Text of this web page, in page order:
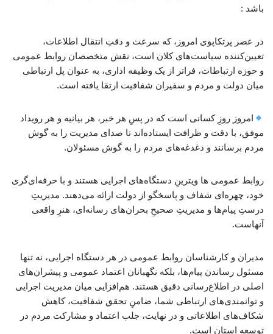
باشد :
در عصر پرتکاپوی امروز، که سرعت و دقتِ انتقال اطلاعات،
تعیین‌کننده سیاست‌های کلان است، نقش متخصصان روابط عمومی
و حوزه ارتباطات، فراتر از یک وظیفه اداری، به عنوان پل ارتباطی
میان دولت و مردم و سفیران شفافیت ارتقا یافته است.
امروز روزِ کسانی است که در پسِ هر خبر، هر بیانیه و هر رویداد
موفق، با دقت و ظرافت ایستاده‌اند تا صدای مدیریت را به گوش
مردم برسانند و دغدغه‌های مردم را به گوش مسئولان.
روابط عمومی ها ویترینِ دستگاه‌های اجرایی هستند و با حرفه‌ای‌گری
خود، چهره‌ای شفاف و پاسخگو از دولت ارائه می‌دهند. مدیریتِ
درستِ پیام‌ها و مدیریتِ صحیحِ بحران‌های رسانه‌ای، هنرِ واقعی
آنهاست.
مدیران و کارشناسان روابط عمومی در هر دستگاه اجرایی، نه تنها
مسئول رساندن پیام‌ها، بلکه نگهبانان اعتماد عمومی و پیشران‌های
اصلی در اطلاع‌رسانی دقیق هستند. هم‌افزایی میان مدیریت اجرایی
و توانمندی‌های ارتباطی شما، ضامنِ تحقق شفافیت، کاهش
شکاف‌های اطلاعاتی و در نهایت، جلب اعتماد و مشارکت مردم در
توسعه استان است.